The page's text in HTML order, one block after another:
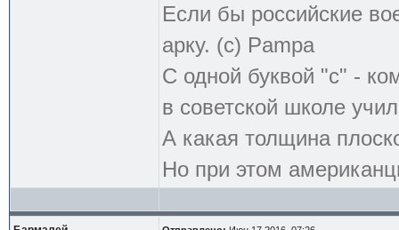
Если бы российские
арку. (с) Pampa
С одной буквой "с" -
в советской школе
А какая толщина
Но при этом